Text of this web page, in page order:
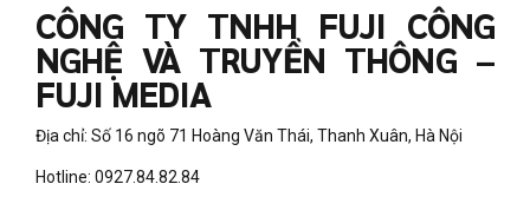
CÔNG TY TNHH FUJI CÔNG
NGHỆ VÀ TRUYỀN THÔNG –
FUJI MEDIA
Địa chỉ: Số 16 ngõ 71 Hoàng Văn Thái, Thanh Xuân, Hà Nội
Hotline: 0927.84.82.84